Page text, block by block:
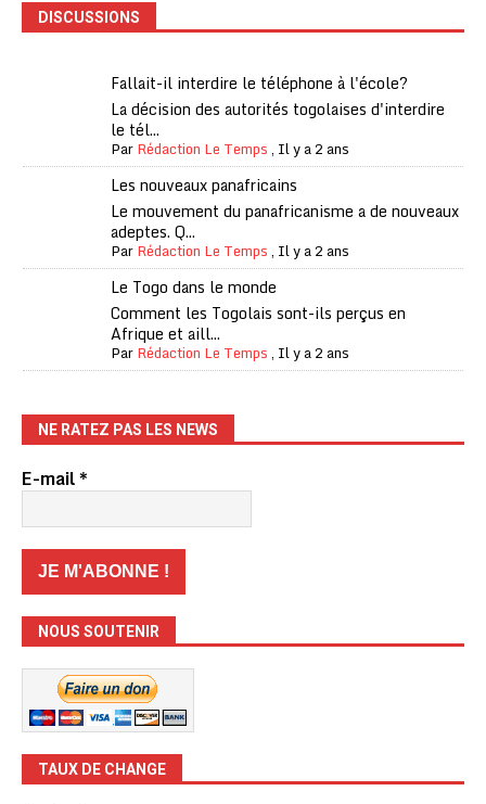
DISCUSSIONS
Fallait-il interdire le téléphone à l'école?
La décision des autorités togolaises d'interdire
le tél...
ParRédaction Le Temps, Il y a 2 ans
Les nouveaux panafricains
Le mouvement du panafricanisme a de nouveaux
adeptes. Q...
ParRédaction Le Temps, Il y a 2 ans
Le Togo dans le monde
Comment les Togolais sont-ils perçus en
Afrique et aill...
ParRédaction Le Temps, Il y a 2 ans
NE RATEZ PAS LES NEWS
E-mail*
NOUS SOUTENIR
TAUX DE CHANGE